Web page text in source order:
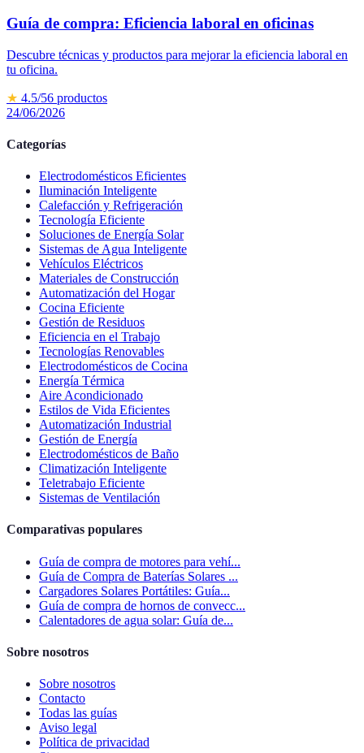
Guía de compra: Eficiencia laboral en oficinas
Descubre técnicas y productos para mejorar la eficiencia laboral en
tu oficina.
★ 4.5/56 productos
24/06/2026
Categorías
Electrodomésticos Eficientes
Iluminación Inteligente
Calefacción y Refrigeración
Tecnología Eficiente
Soluciones de Energía Solar
Sistemas de Agua Inteligente
Vehículos Eléctricos
Materiales de Construcción
Automatización del Hogar
Cocina Eficiente
Gestión de Residuos
Eficiencia en el Trabajo
Tecnologías Renovables
Electrodomésticos de Cocina
Energía Térmica
Aire Acondicionado
Estilos de Vida Eficientes
Automatización Industrial
Gestión de Energía
Electrodomésticos de Baño
Climatización Inteligente
Teletrabajo Eficiente
Sistemas de Ventilación
Comparativas populares
Guía de compra de motores para vehí...
Guía de Compra de Baterías Solares ...
Cargadores Solares Portátiles: Guía...
Guía de compra de hornos de convecc...
Calentadores de agua solar: Guía de...
Sobre nosotros
Sobre nosotros
Contacto
Todas las guías
Aviso legal
Política de privacidad